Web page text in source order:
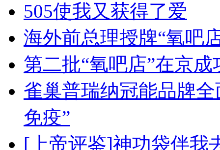
505使我又获得了爱
海外前总理授牌“氧吧
第二批“氧吧店”在京
雀巢普瑞纳冠能品牌
免疫”
[上帝评鉴]神功袋伴我